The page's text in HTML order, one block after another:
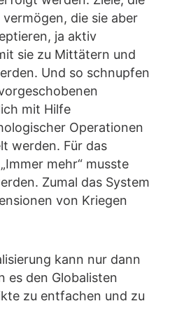
die sie aber
ja aktiv
sie zu Mittätern und
Und so schnupfen
mit Hilfe
Operationen
werden. Für das
mehr“ musste
Zumal das System
von Kriegen
kann nur dann
es den Globalisten
zu entfachen und zu